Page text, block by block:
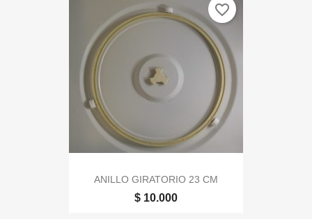
ANILLO GIRATORIO 23 CM
$ 10.000
favorite_border